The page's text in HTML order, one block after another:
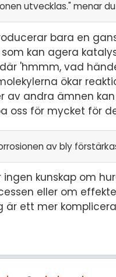
utvecklas." menar
bara en
kan agera
'hmmm, vad
ökar
av andra ämnen
oss för mycket för
av bly
ingen kunskap om
eller om
är ett mer